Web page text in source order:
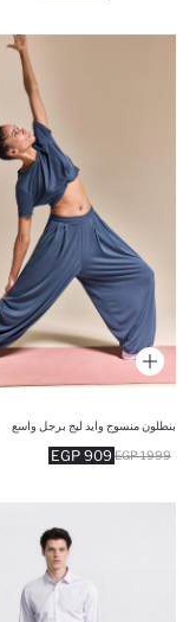
بنطلون منسوج وايد ليج برجل واسع
909 EGP 1999 EGP